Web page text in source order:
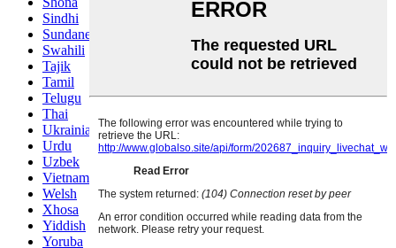
Sindhi
Sundanese
Swahili
Tajik
Tamil
Telugu
Thai
Ukrainian
Urdu
Uzbek
Vietnamese
Welsh
Xhosa
Yiddish
Yoruba